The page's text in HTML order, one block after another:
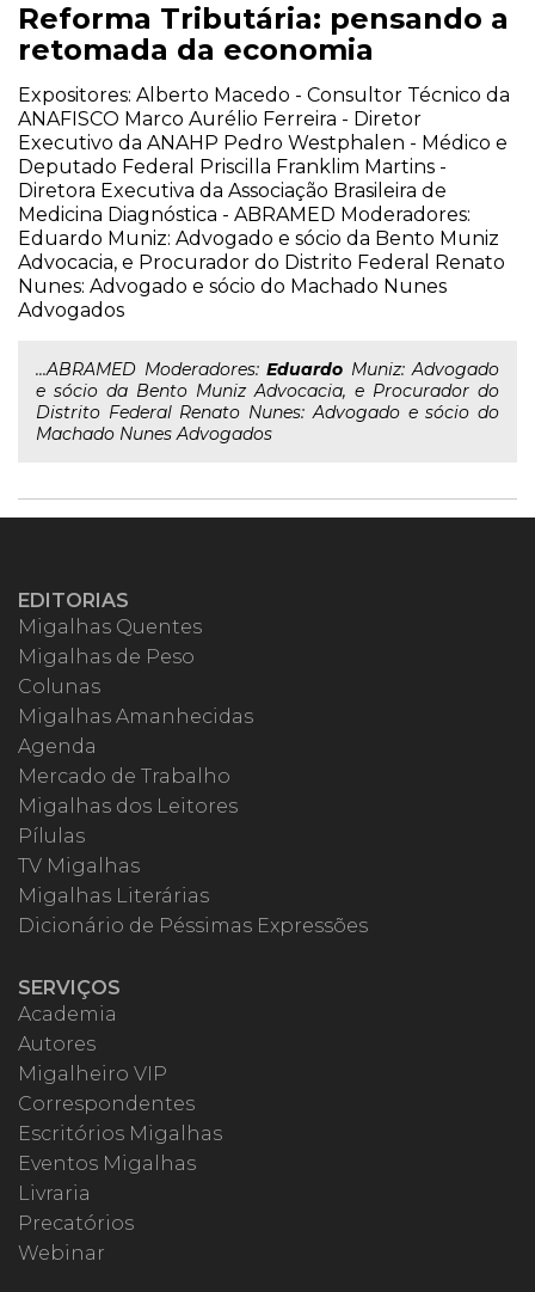
Reforma Tributária: pensando a
retomada da economia
Expositores: Alberto Macedo - Consultor Técnico da
ANAFISCO Marco Aurélio Ferreira - Diretor
Executivo da ANAHP Pedro Westphalen - Médico e
Deputado Federal Priscilla Franklim Martins -
Diretora Executiva da Associação Brasileira de
Medicina Diagnóstica - ABRAMED Moderadores:
Eduardo Muniz: Advogado e sócio da Bento Muniz
Advocacia, e Procurador do Distrito Federal Renato
Nunes: Advogado e sócio do Machado Nunes
Advogados
...ABRAMED Moderadores: Eduardo Muniz: Advogado
e sócio da Bento Muniz Advocacia, e Procurador do
Distrito Federal Renato Nunes: Advogado e sócio do
Machado Nunes Advogados
EDITORIAS
Migalhas Quentes
Migalhas de Peso
Colunas
Migalhas Amanhecidas
Agenda
Mercado de Trabalho
Migalhas dos Leitores
Pílulas
TV Migalhas
Migalhas Literárias
Dicionário de Péssimas Expressões
SERVIÇOS
Academia
Autores
Migalheiro VIP
Correspondentes
Escritórios Migalhas
Eventos Migalhas
Livraria
Precatórios
Webinar